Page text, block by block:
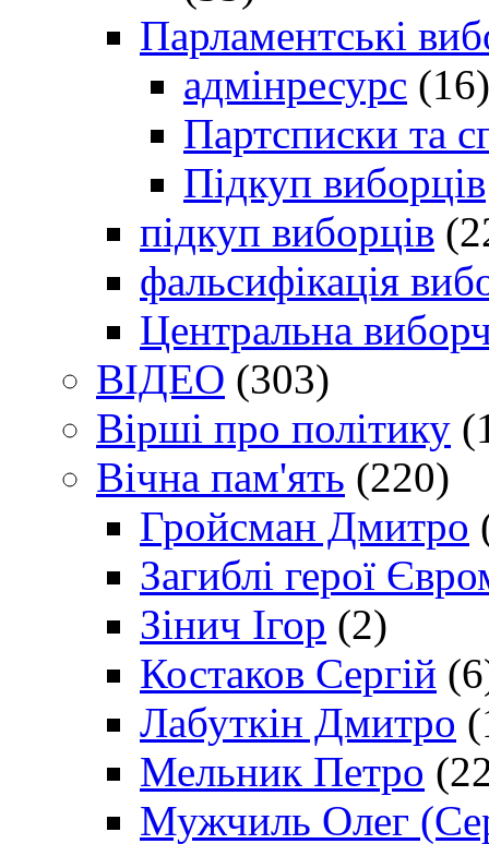
Парламентські
адмінресурс (16)
Партсписки та
Підкуп виборців
підкуп виборців
фальсифікація
Центральна
ВІДЕО (303)
Вірші про політику
Вічна пам'ять (220)
Гройсман Дмитро
Загиблі герої
Зінич Ігор (2)
Костаков Сергій
Лабуткін Дмитро
Мельник Петро
Мужчиль Олег